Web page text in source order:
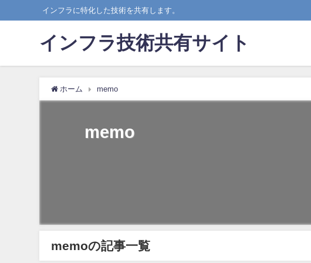
インフラに特化した技術を共有します。
インフラ技術共有サイト
ホーム memo
memo
memoの記事一覧